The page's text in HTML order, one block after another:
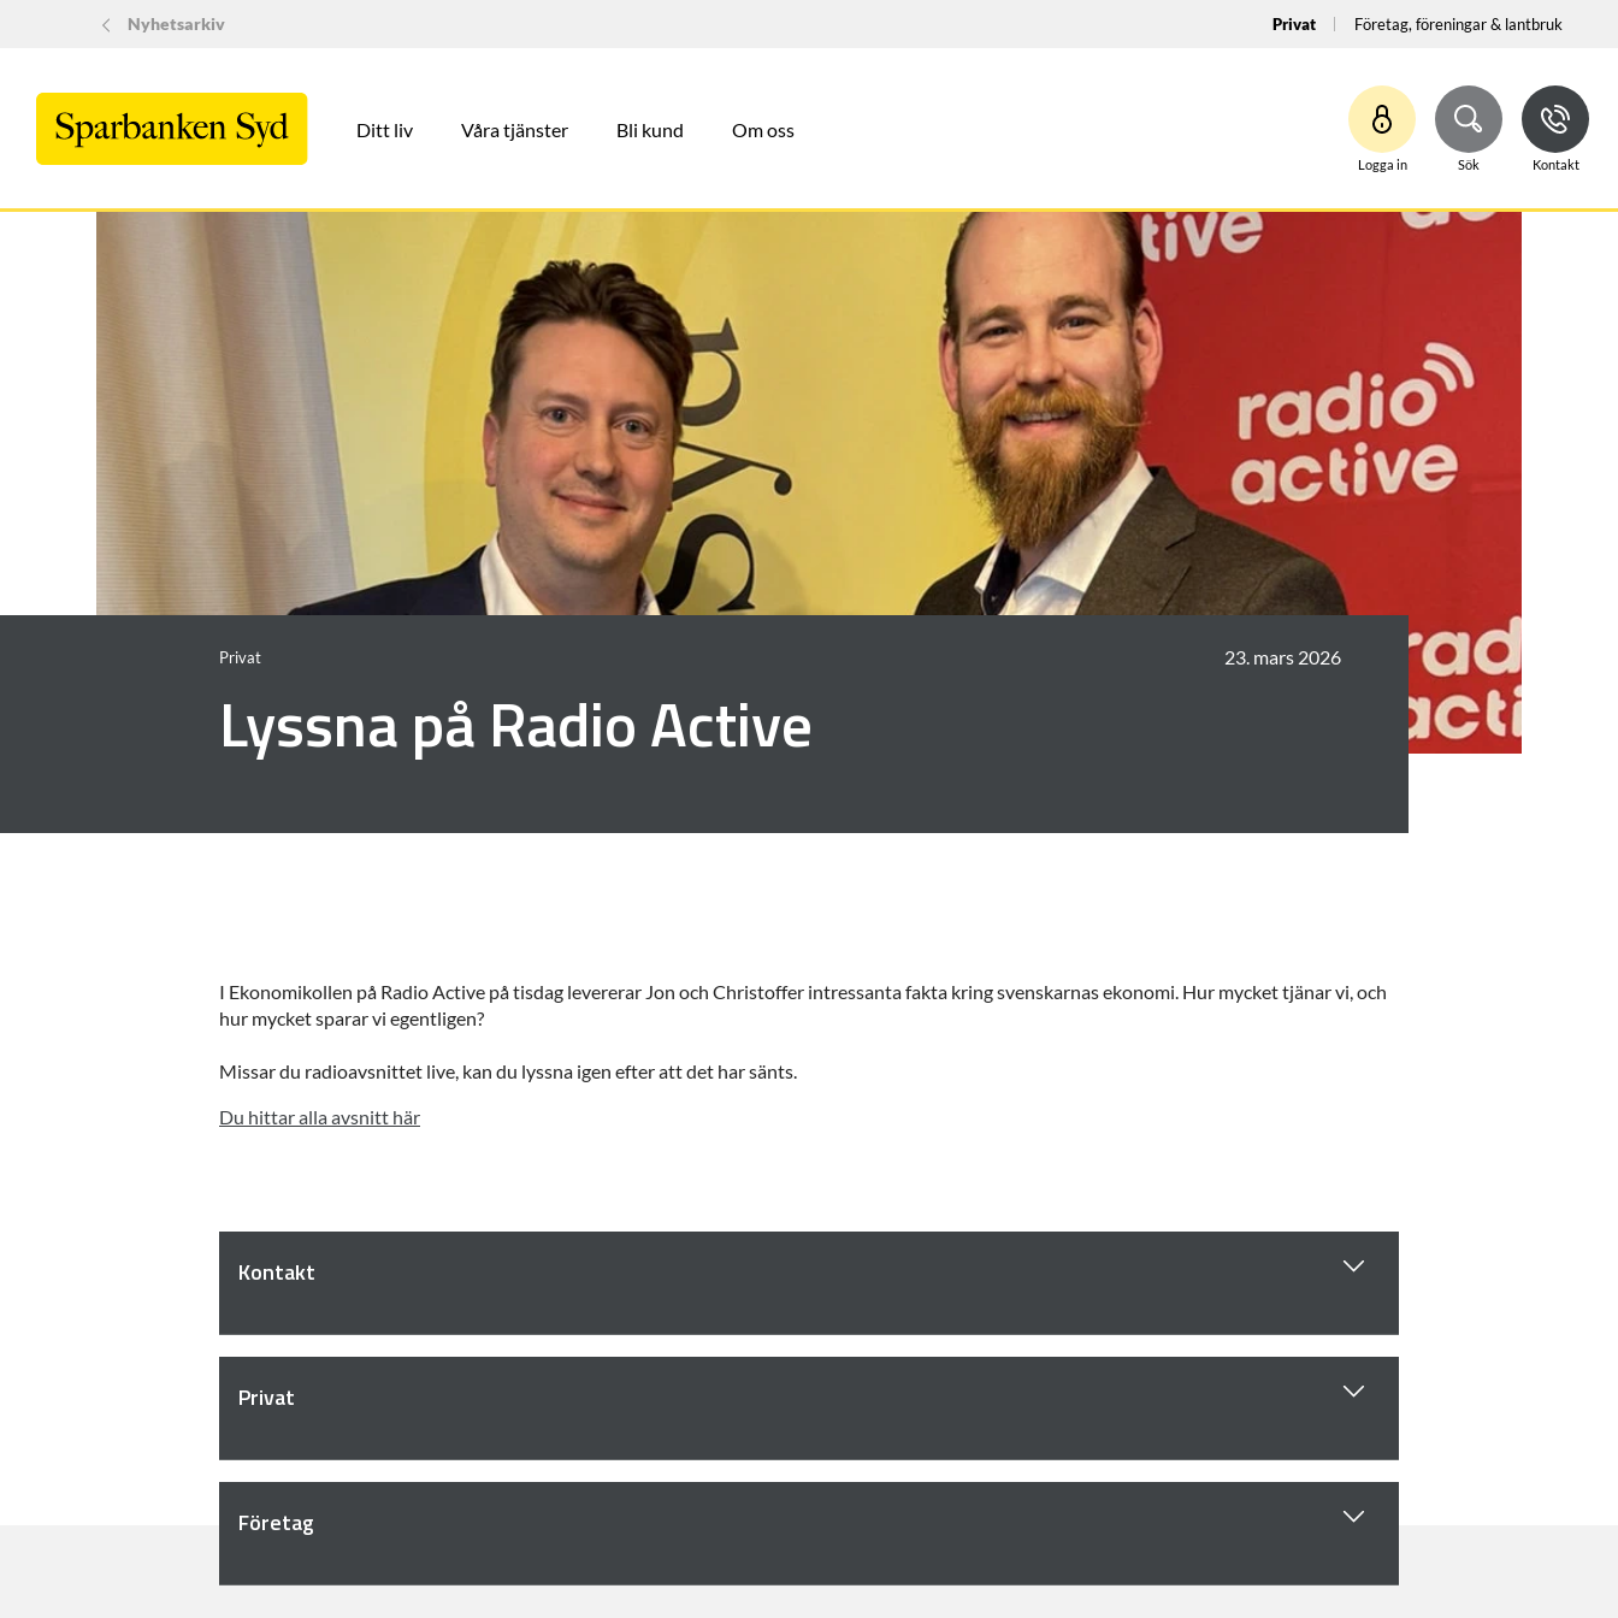
Nyhetsarkiv Privat Företag, föreningar & lantbruk
Ditt liv Våra tjänster Bli kund Om oss
Logga in Sök Kontakt
Privat
Lyssna på Radio Active
23. mars 2026
I Ekonomikollen på Radio Active på tisdag levererar Jon och Christoffer intressanta fakta kring svenskarnas ekonomi. Hur mycket tjänar vi, och
hur mycket sparar vi egentligen?
Missar du radioavsnittet live, kan du lyssna igen efter att det har sänts.
Du hittar alla avsnitt här
Kontakt
Privat
Företag